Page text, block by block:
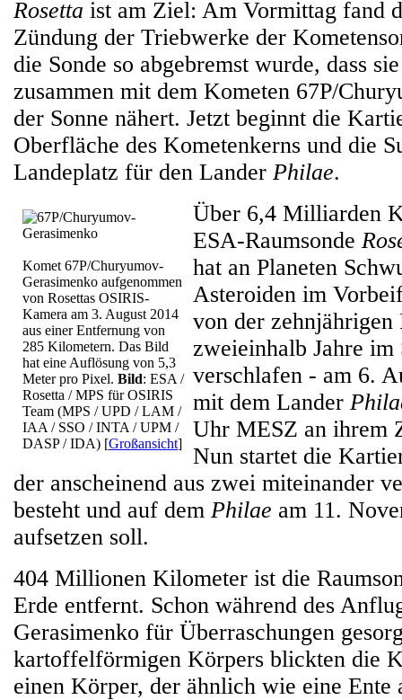
Rosetta ist am Ziel: Am Vormittag fand
Zündung der Triebwerke der
die Sonde so abgebremst wurde, dass
zusammen mit dem Kometen 67P/
der Sonne nähert. Jetzt beginnt die
Oberfläche des Kometenkerns und die
Landeplatz für den Lander Philae.
Komet 67P/Churyumov-
Gerasimenko aufgenommen
von Rosettas OSIRIS-
Kamera am 3. August 2014
aus einer Entfernung von
285 Kilometern. Das Bild
hat eine Auflösung von 5,3
Meter pro Pixel. Bild: ESA /
Rosetta / MPS für OSIRIS
Team (MPS / UPD / LAM /
IAA / SSO / INTA / UPM /
DASP / IDA) [Großansicht]
Über 6,4 Milliarden
ESA-Raumsonde
hat an Planeten
Asteroiden im
von der zehnjährigen
zweieinhalb Jahre im
verschlafen - am 6.
mit dem Lander
Uhr MESZ an ihrem
Nun startet die
der anscheinend aus zwei miteinander
besteht und auf dem Philae am 11.
aufsetzen soll.
404 Millionen Kilometer ist die
Erde entfernt. Schon während des
Gerasimenko für Überraschungen
kartoffelförmigen Körpers blickten die
einen Körper, der ähnlich wie eine Ente